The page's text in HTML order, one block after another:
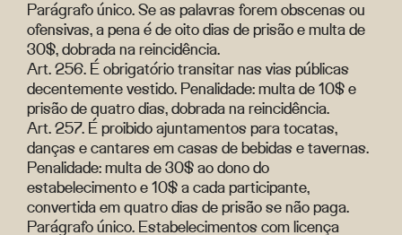
Parágrafo único. Se as palavras forem obscenas ou
ofensivas, a pena é de oito dias de prisão e multa de
30$, dobrada na reincidência.
Art. 256. É obrigatório transitar nas vias públicas
decentemente vestido. Penalidade: multa de 10$ e
prisão de quatro dias, dobrada na reincidência.
Art. 257. É proibido ajuntamentos para tocatas,
danças e cantares em casas de bebidas e tavernas.
Penalidade: multa de 30$ ao dono do
estabelecimento e 10$ a cada participante,
convertida em quatro dias de prisão se não paga.
Parágrafo único. Estabelecimentos com licença